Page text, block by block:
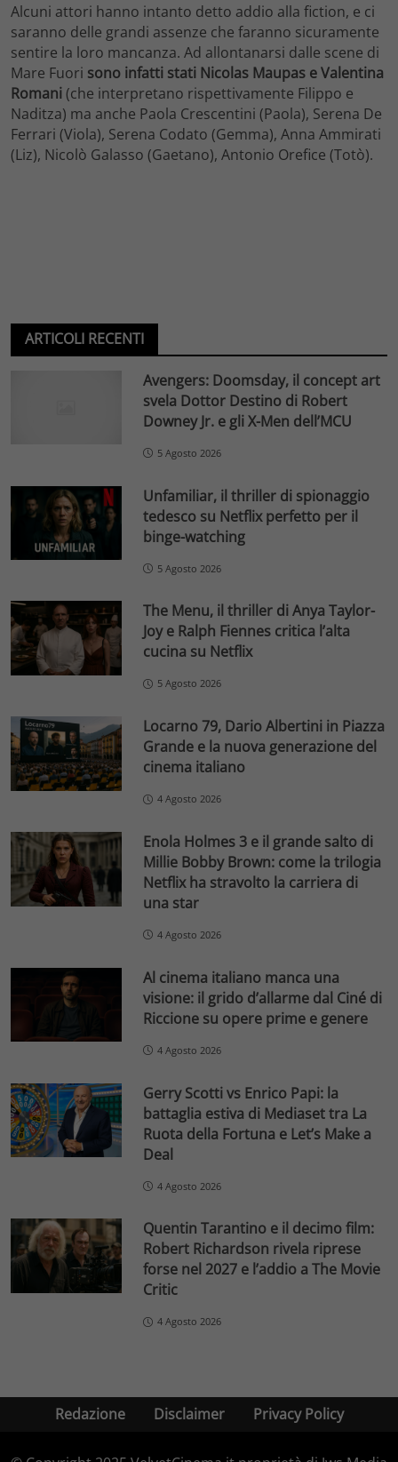
Alcuni attori hanno intanto detto addio alla fiction, e ci
saranno delle grandi assenze che faranno sicuramente
sentire la loro mancanza. Ad allontanarsi dalle scene di
Mare Fuori sono infatti stati Nicolas Maupas e Valentina
Romani(che interpretano rispettivamente Filippo e
Naditza) ma anche Paola Crescentini (Paola), Serena De
Ferrari (Viola), Serena Codato (Gemma), Anna Ammirati
(Liz), Nicolò Galasso (Gaetano), Antonio Orefice (Totò).
ARTICOLI RECENTI
Avengers: Doomsday, il concept art
svela Dottor Destino di Robert
Downey Jr. e gli X-Men dell’MCU
5 Agosto 2026
Unfamiliar, il thriller di spionaggio
tedesco su Netflix perfetto per il
binge-watching
5 Agosto 2026
The Menu, il thriller di Anya Taylor-
Joy e Ralph Fiennes critica l’alta
cucina su Netflix
5 Agosto 2026
Locarno 79, Dario Albertini in Piazza
Grande e la nuova generazione del
cinema italiano
4 Agosto 2026
Enola Holmes 3 e il grande salto di
Millie Bobby Brown: come la trilogia
Netflix ha stravolto la carriera di
una star
4 Agosto 2026
Al cinema italiano manca una
visione: il grido d’allarme dal Ciné di
Riccione su opere prime e genere
4 Agosto 2026
Gerry Scotti vs Enrico Papi: la
battaglia estiva di Mediaset tra La
Ruota della Fortuna e Let’s Make a
Deal
4 Agosto 2026
Quentin Tarantino e il decimo film:
Robert Richardson rivela riprese
forse nel 2027 e l’addio a The Movie
Critic
4 Agosto 2026
Redazione Disclaimer Privacy Policy